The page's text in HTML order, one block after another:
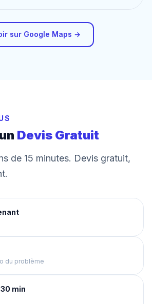
sur Google Maps →
Devis Gratuit
de 15 minutes. Devis gratuit,
du problème
min